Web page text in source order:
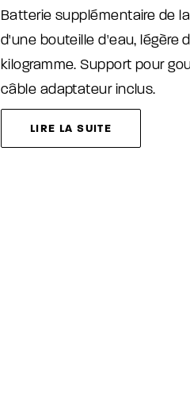
Batterie supplémentaire de
d'une bouteille d'eau, légère
kilogramme. Support pour
câble adaptateur inclus.
LIRE LA SUITE